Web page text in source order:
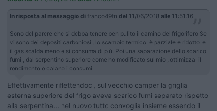
In risposta al messaggio di franco49tn del 11/06/2018 alle 11:51:16
Sono del parere che si debba tenere ben pulito il camino del frigorifero Se
vi sono dei depositi carboniosi , lo scambio termico è parziale e ridotto e
il gas scalda meno e si consuma di più. Poi una saparazione dello scarico
fumi , dal serpentino superiore come ho modificato sul mio , ottimizza il
rendimento e calano i consumi.
Effettivamente riflettendoci, sul vecchio camper la griglia
esterna superiore del frigo aveva scarico fumi separato rispetto
alla serpentina... nel nuovo tutto convoglia insieme essendo il